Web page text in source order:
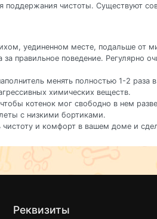
поддержания чистоты. Существуют
уединенном месте, подальше от
правильное поведение. Регулярно
менять полностью 1-2 раза
химических веществ.
котенок мог свободно в нем
с низкими бортиками.
и комфорт в вашем доме и
Реквизиты